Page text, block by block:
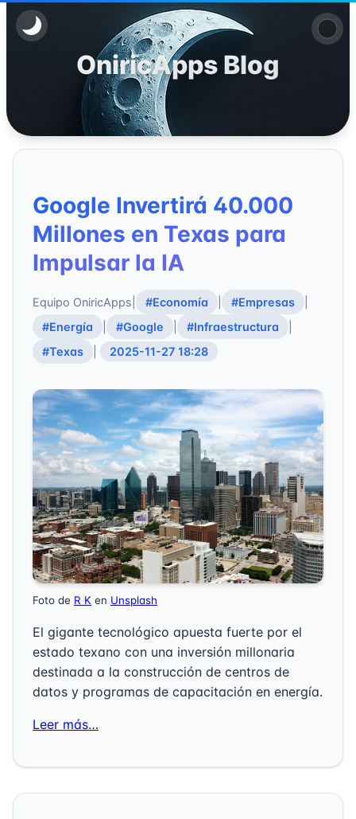
OniricApps Blog
Google Invertirá 40.000
Millones en Texas para
Impulsar la IA
Equipo OniricApps #Economía #Empresas
#Energía
#Google #Infraestructura
#Texas
2025-11-27 18:28
Foto de R K en Unsplash
El gigante tecnológico apuesta fuerte por el
estado texano con una inversión millonaria
destinada a la construcción de centros de
datos y programas de capacitación en energía.
Leer más…